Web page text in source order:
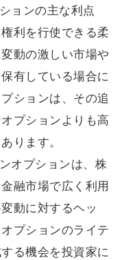
ョンの主な利点
利を行使できる柔
動の激しい市場や
有している場合に
ションは、その追
プションよりも高
ります。
オプションは、株
融市場で広く利用
動に対するヘッ
プションのライテ
る機会を投資家に